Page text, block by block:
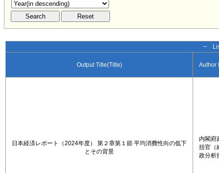
−
Output Title(Title) Author
日本経済レポート（2024年度） 第２章第１節 平均消費性向の低下
とその背景
内閣府
括官（
政分析